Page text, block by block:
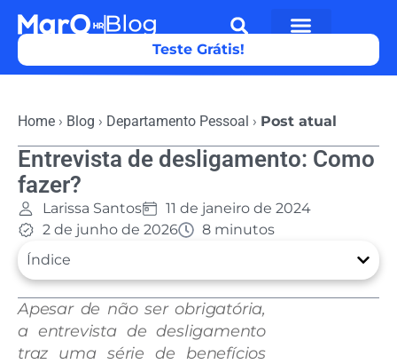
Teste Grátis!
Home › Blog › Departamento Pessoal › Post atual
Entrevista de desligamento: Como
fazer?
Larissa Santos
11 de janeiro de 2024
2 de junho de 2026
8 minutos
Índice
Apesar de não ser obrigatória,
a entrevista de desligamento
traz uma série de benefícios